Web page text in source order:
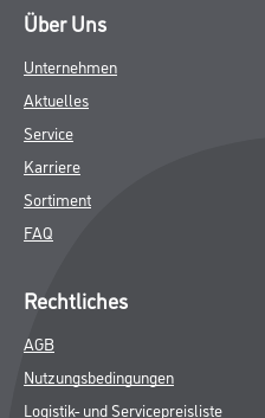
Über Uns
Unternehmen
Aktuelles
Service
Karriere
Sortiment
FAQ
Rechtliches
AGB
Nutzungsbedingungen
Logistik- und Servicepreisliste